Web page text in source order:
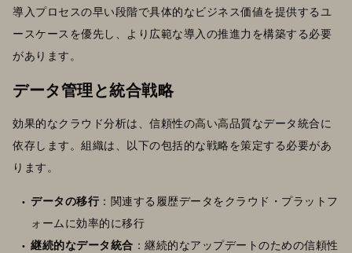
導入プロセスの早い段階で具体的なビジネス価値を提供するユ
ースケースを優先し、より広範な導入の推進力を構築する必要
があります。
データ管理と統合戦略
効果的なクラウド分析は、信頼性の高い高品質なデータ統合に
依存します。組織は、以下の包括的な戦略を策定する必要があ
ります。
データの移行 ：関連する履歴データをクラウド・プラットフ
ォームに効率的に移行
継続的なデータ統合 ：継続的なアップデートのための信頼性